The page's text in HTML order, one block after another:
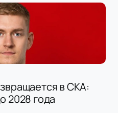
в СКА:
2028 года